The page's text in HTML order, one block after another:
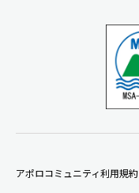
アポロコミュニティ利用規約